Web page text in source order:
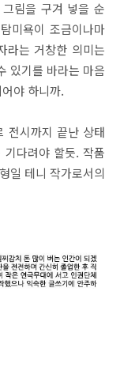
림을 구겨 넣을 순
미욕이 조금이나마
라는 거창한 의미는
있기를 바라는 마음
야 하니까.
전시까지 끝난 상태
다려야 할듯. 작품
일 테니 작가로서의